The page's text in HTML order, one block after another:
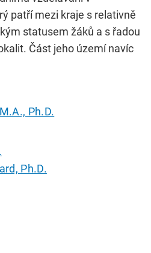
patří mezi kraje s relativně
statusem žáků a s řadou
Část jeho území navíc
Ph.D.
Ph.D.